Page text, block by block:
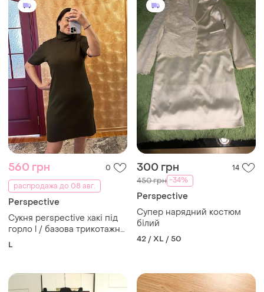
560 грн
0
распродажа до 08 авг.
Perspective
Сукня perspective хакі під
горло l / базова трикотажна
сукня
L
300 грн 14
450 грн -34%
Perspective
Супер нарядний костюм
білий
42 / XL / 50